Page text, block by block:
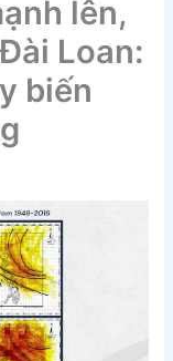
lên,
Loan:
biến